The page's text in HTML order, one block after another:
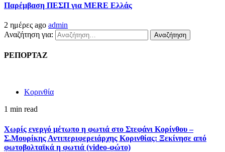
Παρέμβαση ΠΕΣΠ για MERE Ελλάς
2 ημέρες ago admin
Αναζήτηση για:
ΡΕΠΟΡΤΑΖ
Κορινθία
1 min read
Χωρίς ενεργό μέτωπο η φωτιά στο Στεφάνι Κορίνθου –
Σ.Μουρίκης Αντιπεριφερειάρχης Κορινθίας: Ξεκίνησε από
φωτοβολταϊκά η φωτιά (video-φώτο)